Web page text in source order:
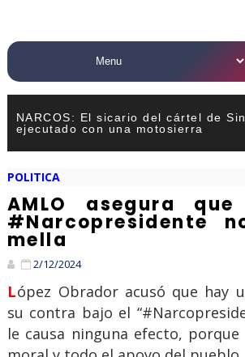
NARCOS: El sicario del cártel de
ejecutado con una motosierra
POLITICA
AMLO asegura que
#Narcopresidente
mella
2/12/2024
López Obrador acusó que hay una campaña en
su contra bajo el
le causa ninguna efecto,